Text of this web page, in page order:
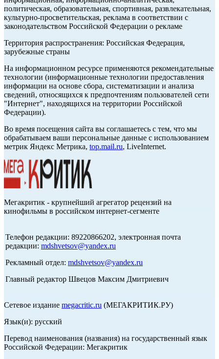
политическая, образовательная, спортивная, развлекательная,
культурно-просветительская, реклама в соответствии с
законодательством Российской Федерации о рекламе
Территория распространения: Российская Федерация,
зарубежные страны
На информационном ресурсе применяются рекомендательные
технологии (информационные технологии предоставления
информации на основе сбора, систематизации и анализа
сведений, относящихся к предпочтениям пользователей сети
"Интернет", находящихся на территории Российской
Федерации).
Во время посещения сайта вы соглашаетесь с тем, что мы
обрабатываем ваши персональные данные с использованием
метрик Яндекс Метрика, top.mail.ru, LiveInternet.
Мегакритик - крупнейший агрегатор рецензий на
кинофильмы в российском интернет-сегменте
Телефон редакции: 89220866202, электронная почта
редакции: mdshvetsov@yandex.ru
Рекламный отдел: mdshvetsov@yandex.ru
Главный редактор Швецов Максим Дмитриевич
Сетевое издание megacritic.ru (МЕГАКРИТИК.РУ)
Язык(и): русский
Перевод наименования (названия) на государственный язык
Российской Федерации: Мегакритик